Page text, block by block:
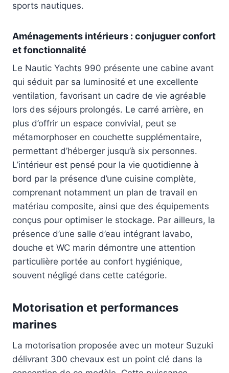
sports nautiques.
Aménagements intérieurs : conjuguer confort
et fonctionnalité
Le Nautic Yachts 990 présente une cabine avant
qui séduit par sa luminosité et une excellente
ventilation, favorisant un cadre de vie agréable
lors des séjours prolongés. Le carré arrière, en
plus d’offrir un espace convivial, peut se
métamorphoser en couchette supplémentaire,
permettant d’héberger jusqu’à six personnes.
L’intérieur est pensé pour la vie quotidienne à
bord par la présence d’une cuisine complète,
comprenant notamment un plan de travail en
matériau composite, ainsi que des équipements
conçus pour optimiser le stockage. Par ailleurs, la
présence d’une salle d’eau intégrant lavabo,
douche et WC marin démontre une attention
particulière portée au confort hygiénique,
souvent négligé dans cette catégorie.
Motorisation et performances
marines
La motorisation proposée avec un moteur Suzuki
délivrant 300 chevaux est un point clé dans la